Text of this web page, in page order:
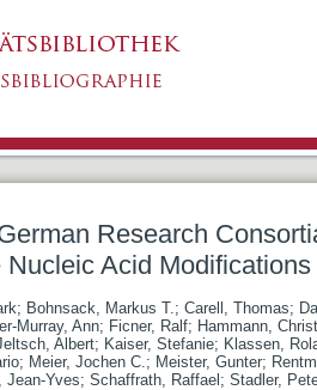
in the Field of Chemical
Research
Acid Modifications
; Bohnsack, Markus T.; Carell, Thomas;
Murray, Ann; Ficner, Ralf; Hammann,
Albert; Kaiser, Stefanie; Klassen,
; Meier, Jochen C.; Meister, Gunter;
Jean-Yves; Schaffrath, Raffael ; Stadler,